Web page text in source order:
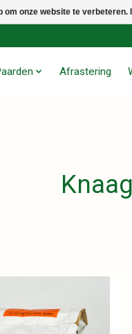
Afrastering
om onze website te verbeteren.